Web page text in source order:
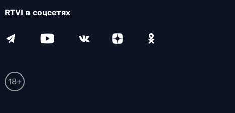
RTVI в соцсетях
18+